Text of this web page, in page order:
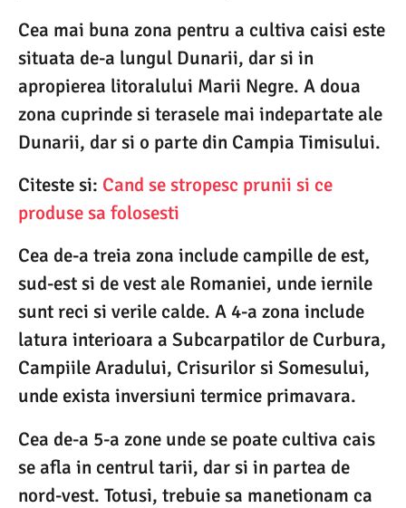
Cea mai buna zona pentru a cultiva caisi este
situata de-a lungul Dunarii, dar si in
apropierea litoralului Marii Negre. A doua
zona cuprinde si terasele mai indepartate ale
Dunarii, dar si o parte din Campia Timisului.
Citeste si: Cand se stropesc prunii si ce
produse sa folosesti
Cea de-a treia zona include campille de est,
sud-est si de vest ale Romaniei, unde iernile
sunt reci si verile calde. A 4-a zona include
latura interioara a Subcarpatilor de Curbura,
Campiile Aradului, Crisurilor si Somesului,
unde exista inversiuni termice primavara.
Cea de-a 5-a zone unde se poate cultiva cais
se afla in centrul tarii, dar si in partea de
nord-vest. Totusi, trebuie sa manetionam ca